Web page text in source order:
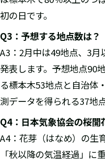
初の日です。
Q3 ：予想する地点数は？
A3：2月中は49地点、3月
発表します。予想地点90
る標本木53地点と自治体
測データを得られる37地
Q4 ：日本気象協会の桜
A4：花芽（はなめ）の生
「秋以降の気温経過」に